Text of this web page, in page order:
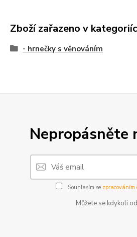
Zboží zařazeno v
- hrnečky s věnováním
Nepropásněte
Souhlasím se zpracováním
Můžete se kdykoli